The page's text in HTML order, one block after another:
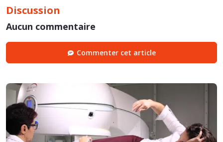
Discussion
Aucun commentaire
Commenter cet article